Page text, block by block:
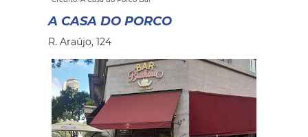
A CASA DO PORCO
R. Araújo, 124